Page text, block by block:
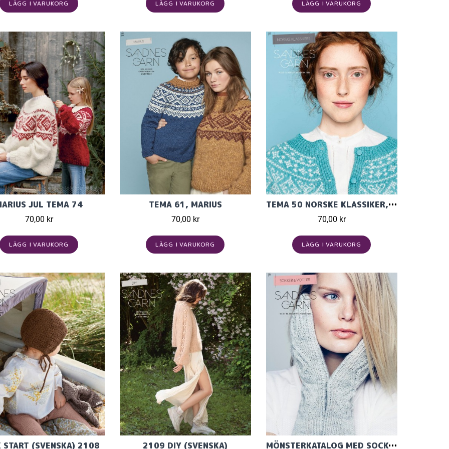
LÄGG I VARUKORG LÄGG I VARUKORG LÄGG I VARUKORG
JUL TEMA 74
70,00 kr
LÄGG I VARUKORG
TEMA 61, MARIUS
70,00 kr
LÄGG I VARUKORG
TEMA 50 NORSKE KLASSIKER, MÖNSTER PÅ NORSKA
70,00 kr
LÄGG I VARUKORG
START (SVENSKA) 2108 2109 DIY (SVENSKA) MÖNSTERKATALOG MED SOCKOR OCH VANTAR FRÅN SANDNES GARN. TEMA 42